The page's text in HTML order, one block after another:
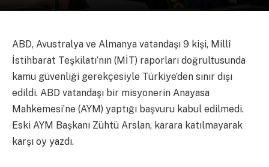
ABD, Avustralya ve Almanya vatandaşı 9 kişi, Millî
İstihbarat Teşkilatı’nın (MİT) raporları doğrultusunda
kamu güvenliği gerekçesiyle Türkiye’den sınır dışı
edildi. ABD vatandaşı bir misyonerin Anayasa
Mahkemesi’ne (AYM) yaptığı başvuru kabul edilmedi.
Eski AYM Başkanı Zühtü Arslan, karara katılmayarak
karşı oy yazdı.